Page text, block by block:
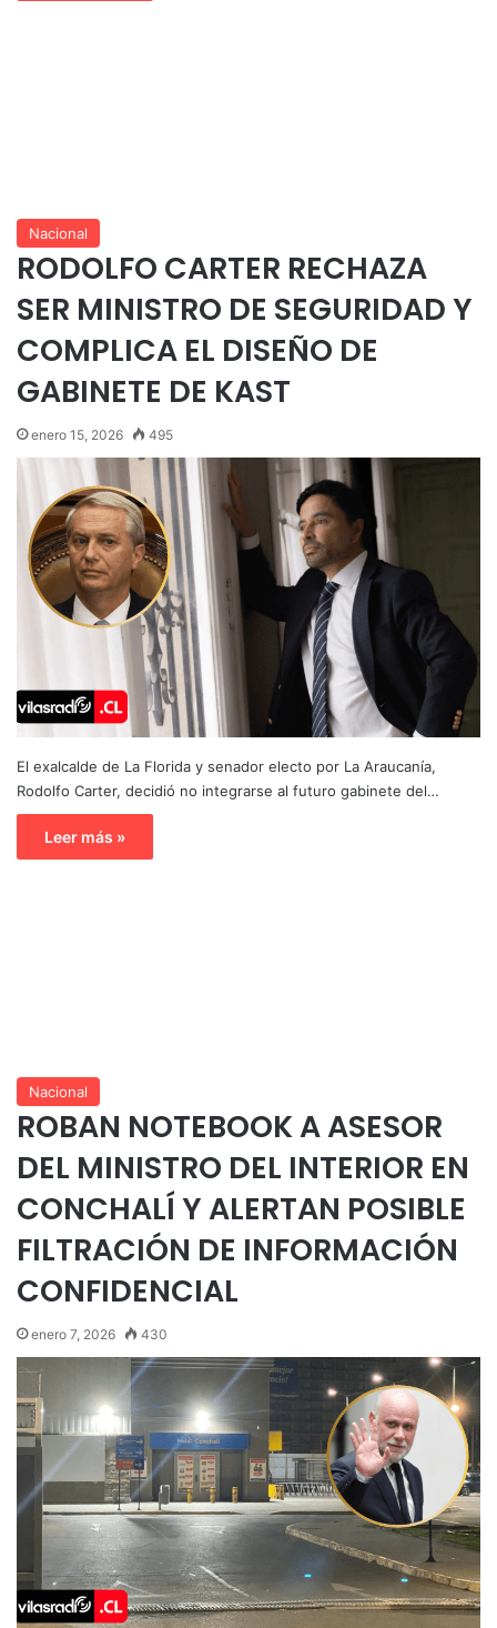
Nacional
RODOLFO CARTER RECHAZA
SER MINISTRO DE SEGURIDAD Y
COMPLICA EL DISEÑO DE
GABINETE DE KAST
enero 15, 2026 495
El exalcalde de La Florida y senador electo por La Araucanía,
Rodolfo Carter, decidió no integrarse al futuro gabinete del…
Leer más »
Nacional
ROBAN NOTEBOOK A ASESOR
DEL MINISTRO DEL INTERIOR EN
CONCHALÍ Y ALERTAN POSIBLE
FILTRACIÓN DE INFORMACIÓN
CONFIDENCIAL
enero 7, 2026 430